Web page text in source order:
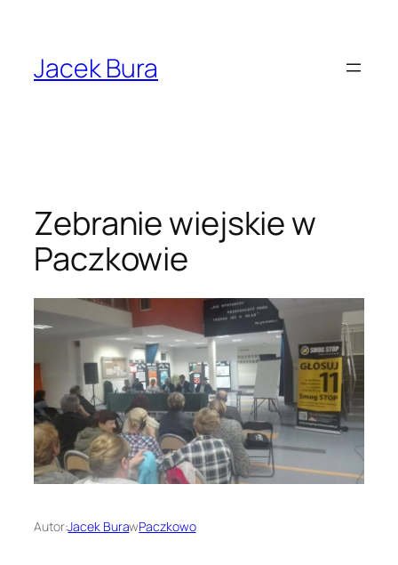
treściJacek Bura
Zebranie wiejskie w
Paczkowie
Autor:Jacek BurawPaczkowo